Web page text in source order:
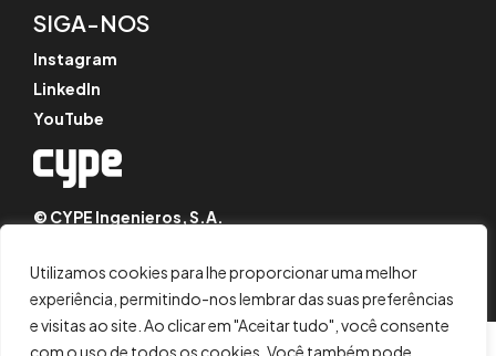
Utilizamos cookies para lhe proporcionar uma melhor
experiência, permitindo-nos lembrar das suas preferências
e visitas ao site. Ao clicar em "Aceitar tudo", você consente
com o uso de todos os cookies. Você também pode
SIGA-NOS
Instagram
LinkedIn
YouTube
© CYPE Ingenieros, S.A.